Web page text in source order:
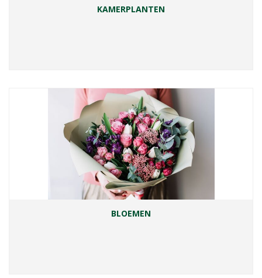
KAMERPLANTEN
BLOEMEN